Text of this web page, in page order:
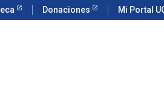
Donaciones Mi Portal